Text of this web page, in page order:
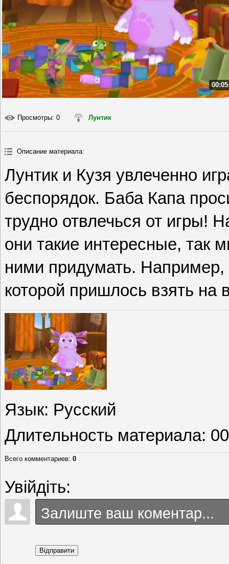
Просмотры: 0 Лунтик
Описание материала:
Лунтик и Кузя увлеченно
беспорядок. Баба Капа
трудно отвлечься от игры!
они такие интересные, так
ними придумать. Например,
которой пришлось взять
Язык: Русский
Длительность материала:
Всего комментариев: 0
Увійдіть:
Відправити